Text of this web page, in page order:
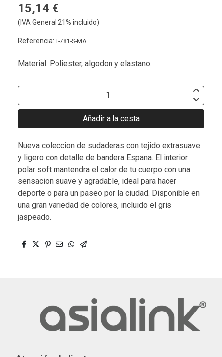
15,14 €
(IVA General 21% incluido)
Referencia: T-781-S-MA
Material: Poliester, algodon y elastano.
Añadir a la cesta
Nueva coleccion de sudaderas con tejido extrasuave
y ligero con detalle de bandera Espana. El interior
polar soft mantendra el calor de tu cuerpo con una
sensacion suave y agradable, ideal para hacer
deporte o para un paseo por la ciudad. Disponible en
una gran variedad de colores, incluido el gris
jaspeado.